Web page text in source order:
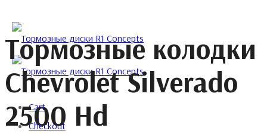
Cart
Checkout
Тормозные колодки
Chevrolet Silverado
2500 Hd